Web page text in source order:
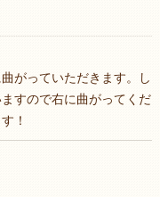
がっていただきます。し
すので右に曲がってくだ
！